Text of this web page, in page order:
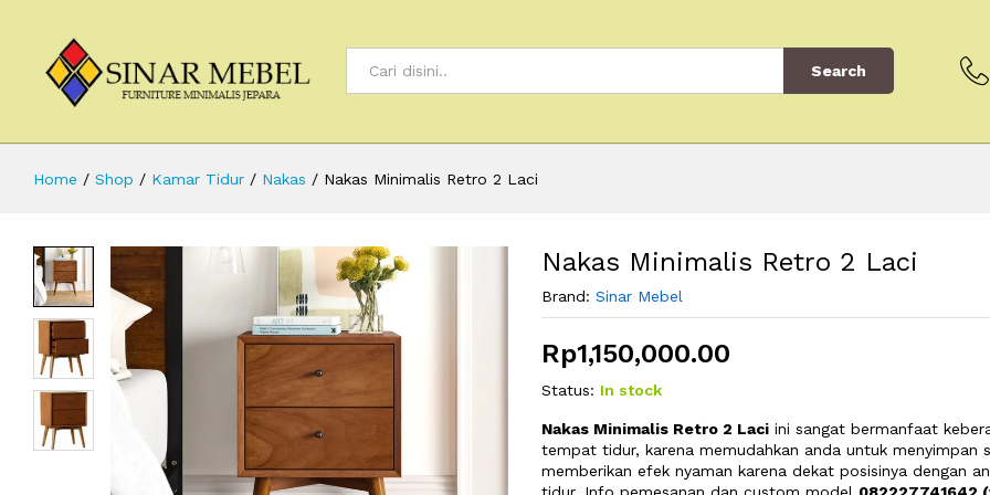
Search
Home / Shop / Kamar Tidur / Nakas / Nakas Minimalis Retro 2 Laci
Nakas Minimalis Retro 2 Laci
Brand: Sinar Mebel
Rp1,150,000.00
Status: In stock
Nakas Minimalis Retro 2 Laciini sangat bermanfaat
tempat tidur, karena memudahkan anda untuk menyimpan
memberikan efek nyaman karena dekat posisinya dengan